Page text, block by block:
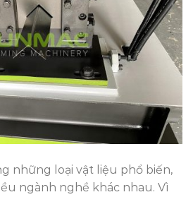
những loại vật liệu phổ biến,
ngành nghề khác nhau. Vì